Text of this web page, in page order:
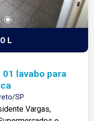
L
lavabo para
SP
Vargas,